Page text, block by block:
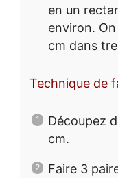
en un
environ.
cm dans
Technique de
Découpez
cm.
Faire 3